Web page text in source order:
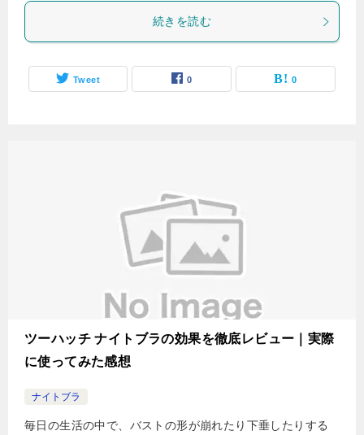
続きを読む
Tweet 0 0
ツーハッチ ナイトブラの効果を徹底レビュー｜実際
に使ってみた感想
ナイトブラ
毎日の生活の中で、バストの形が崩れたり下垂したりする